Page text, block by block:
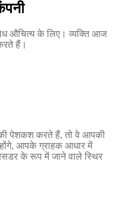
औचित्य के लिए। व्यक्ति आज
हैं।
की पेशकश करते हैं, तो वे आपकी
आपके ग्राहक आधार में
के रूप में जाने वाले स्थिर